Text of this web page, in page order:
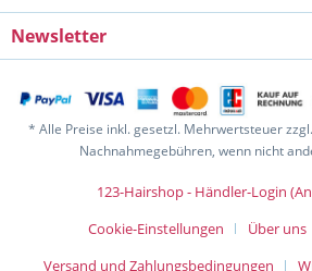
Newsletter
* Alle Preise inkl. gesetzl. Mehrwertsteuer zzgl.
Nachnahmegebühren, wenn nicht
123-Hairshop - Händler-Login
Cookie-Einstellungen
Über uns
Versand und Zahlungsbedingungen